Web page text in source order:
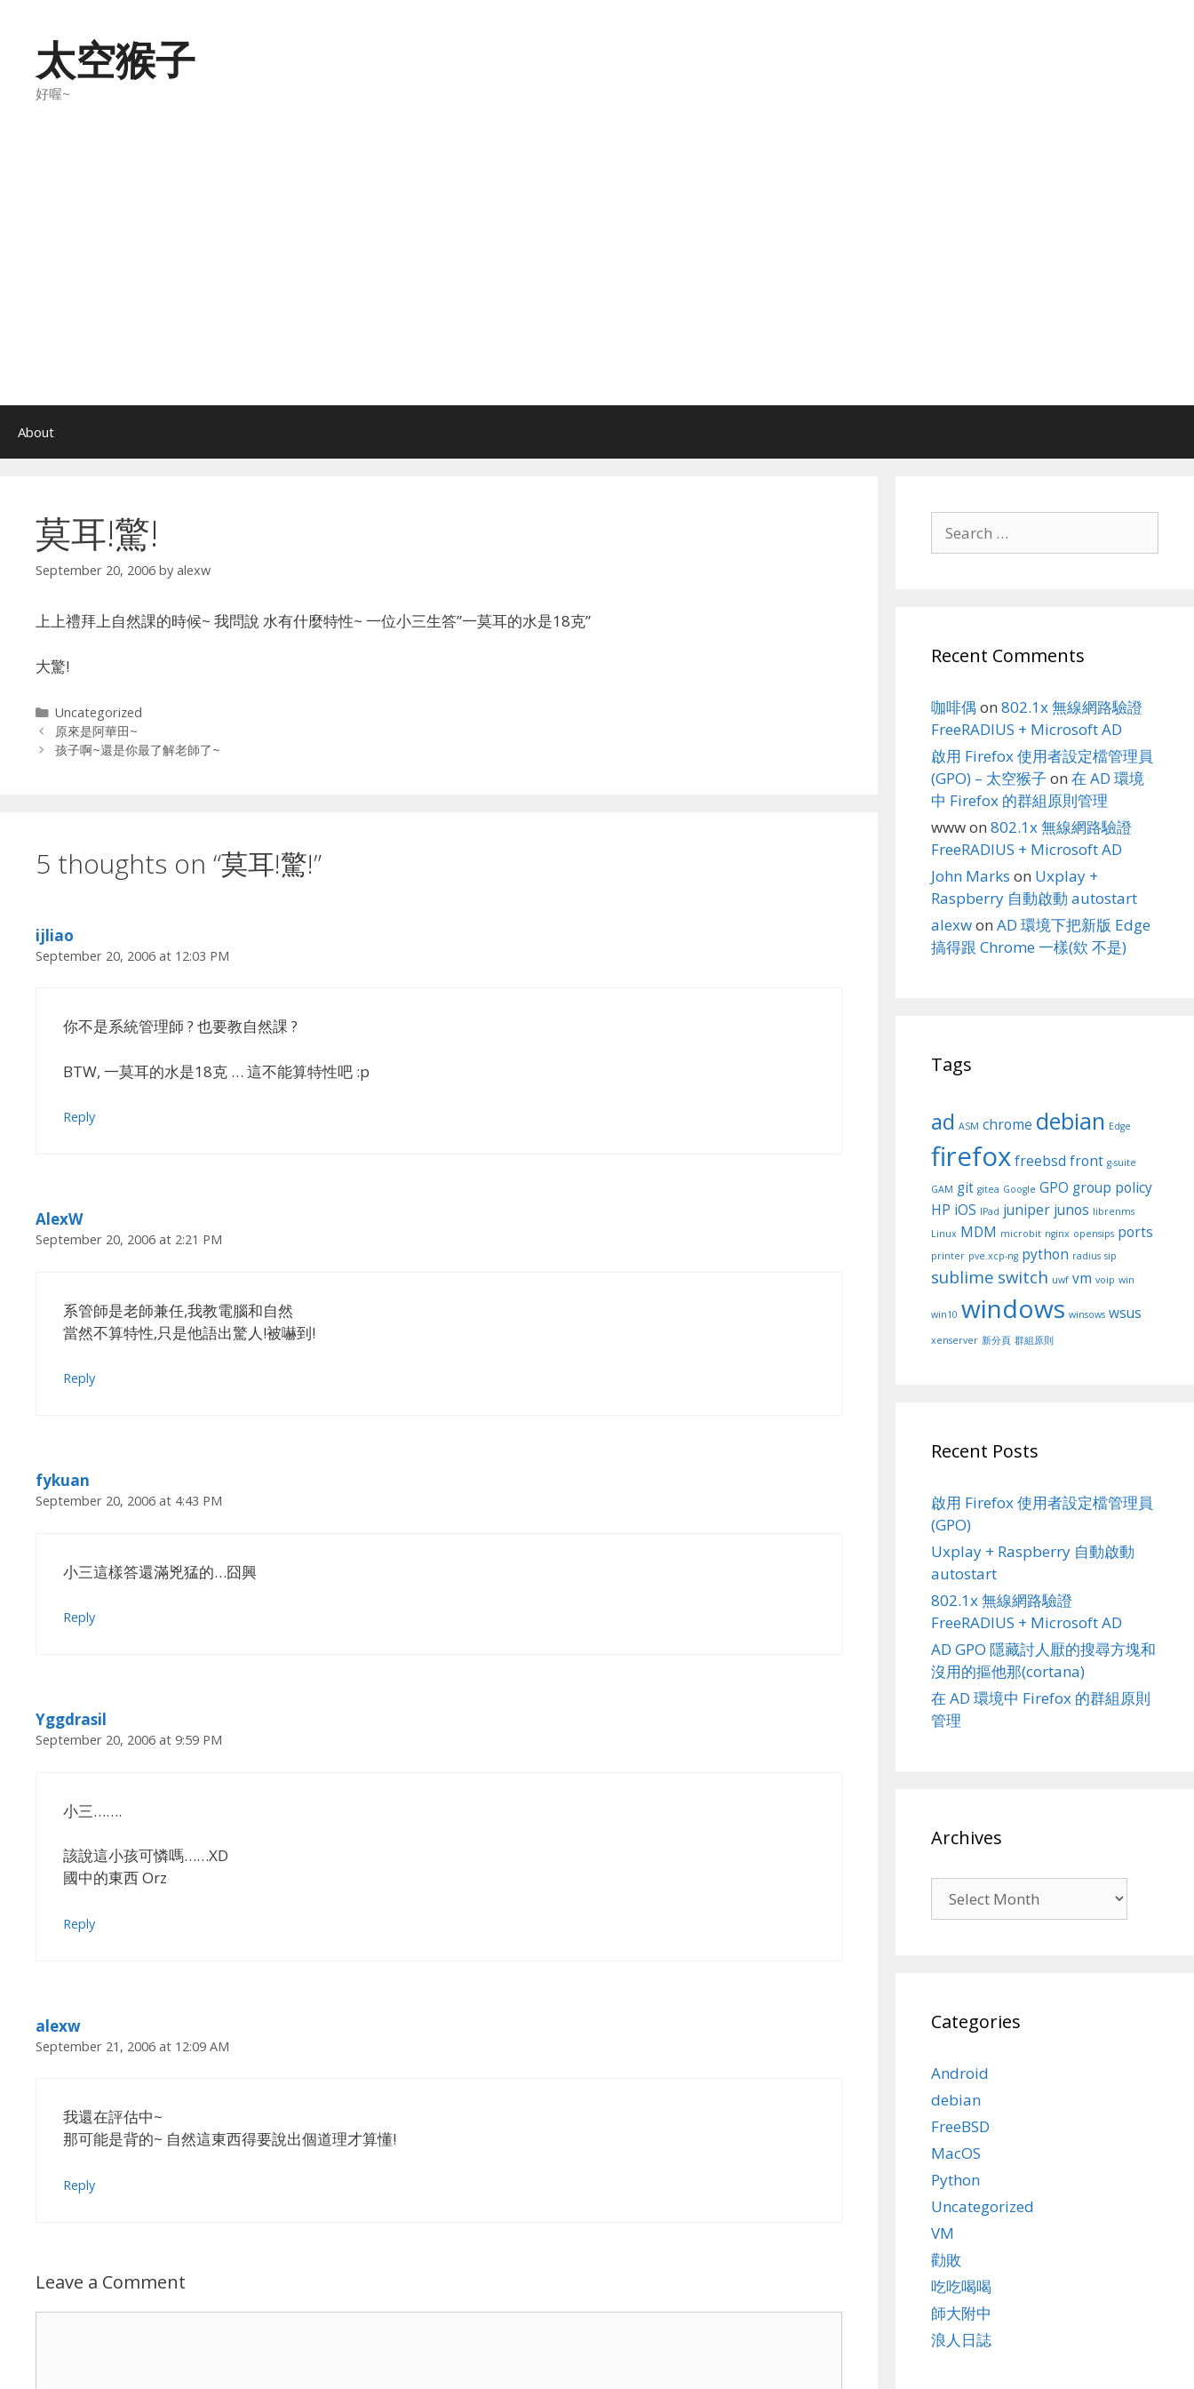
content太空猴子
好喔~
About
莫耳!驚!
September 20, 2006 by alexw
上上禮拜上自然課的時候~ 我問說 水有什麼特性~ 一位小三生答”一莫耳的水是18克”
大驚!
Categories
Uncategorized
原來是阿華田~
孩子啊~還是你最了解老師了~
5 thoughts on “莫耳!驚!”
ijliao
September 20, 2006 at 12:03 PM
你不是系統管理師 ? 也要教自然課 ?
BTW, 一莫耳的水是18克 … 這不能算特性吧 :p
Reply
AlexW
September 20, 2006 at 2:21 PM
系管師是老師兼任,我教電腦和自然
當然不算特性,只是他語出驚人!被嚇到!
Reply
fykuan
September 20, 2006 at 4:43 PM
小三這樣答還滿兇猛的…囧興
Reply
Yggdrasil
September 20, 2006 at 9:59 PM
小三…….
該說這小孩可憐嗎……XD
國中的東西 Orz
Reply
alexw
September 21, 2006 at 12:09 AM
我還在評估中~
那可能是背的~ 自然這東西得要說出個道理才算懂!
Reply
Leave a Comment
for:
Recent Comments
咖啡偶 on 802.1x 無線網路驗證
FreeRADIUS + Microsoft AD
啟用 Firefox 使用者設定檔管理員
(GPO) – 太空猴子 on 在 AD 環境
中 Firefox 的群組原則管理
wwwon 802.1x 無線網路驗證
FreeRADIUS + Microsoft AD
John Marks on Uxplay +
Raspberry 自動啟動 autostart
alexwon AD 環境下把新版 Edge
搞得跟 Chrome 一樣(欸 不是)
Tags
ad ASM chrome debian Edge
firefoxfreebsd front g-suite
GAM git gitea Google GPO group policy
HP iOS IPad juniper junos librenms
Linux MDM microbit nginx opensips ports
printer pve.xcp-ng python radius sip
sublime switch uwf vm voip win
win10 windows winsows wsus
xenserver 新分頁 群組原則
Recent Posts
啟用 Firefox 使用者設定檔管理員
(GPO)
Uxplay + Raspberry 自動啟動
autostart
802.1x 無線網路驗證
FreeRADIUS + Microsoft AD
AD GPO 隱藏討人厭的搜尋方塊和
沒用的摳他那(cortana)
在 AD 環境中 Firefox 的群組原則
管理
Archives
Categories
Android
debian
FreeBSD
MacOS
Python
Uncategorized
VM
勸敗
吃吃喝喝
師大附中
浪人日誌